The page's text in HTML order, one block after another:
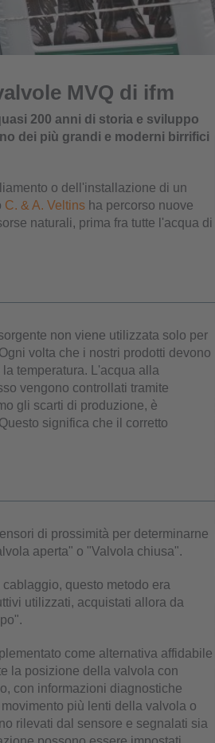
MVQ di ifm
200 anni di storia e sviluppo
dei più grandi e moderni birrifici
o dell'installazione di un
C. & A. Veltins ha percorso nuove
naturali, prima fra tutte l'acqua di
non viene utilizzata solo per
volta che i nostri prodotti devono
temperatura. L'acqua alla
vengono controllati tramite
gli scarti di produzione, è
significa che il corretto
di prossimità per determinarne
aperta" o "Valvola chiusa".
questo metodo era
utilizzati, acquistati allora da
come alternativa affidabile
la posizione della valvola con
con informazioni diagnostiche
più lenti della valvola o
rilevati dal sensore e segnalati sia